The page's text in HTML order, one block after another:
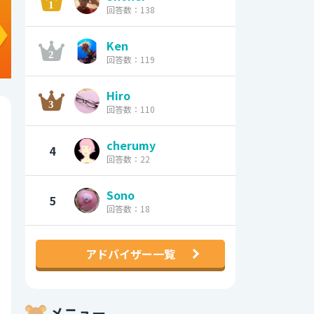
回答数：138
Ken
回答数：119
Hiro
回答数：110
4 cherumy
回答数：22
5 Sono
回答数：18
アドバイザー一覧